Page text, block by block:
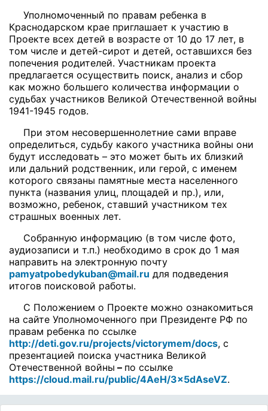
Уполномоченный по правам ребенка в
Краснодарском крае приглашает к участию в
Проекте всех детей в возрасте от 10 до 17 лет, в
том числе и детей-сирот и детей, оставшихся без
попечения родителей. Участникам проекта
предлагается осуществить поиск, анализ и сбор
как можно большего количества информации о
судьбах участников Великой Отечественной войны
1941-1945 годов.
При этом несовершеннолетние сами вправе
определиться, судьбу какого участника войны они
будут исследовать – это может быть их близкий
или дальний родственник, или герой, с именем
которого связаны памятные места населенного
пункта (названия улиц, площадей и пр.), или,
возможно, ребенок, ставший участником тех
страшных военных лет.
Собранную информацию (в том числе фото,
аудиозаписи и т.п.) необходимо в срок до 1 мая
направить на электронную почту
pamyatpobedykuban@mail.ru для подведения
итогов поисковой работы.
С Положением о Проекте можно ознакомиться
на сайте Уполномоченного при Президенте РФ по
правам ребенка по ссылке
http://deti.gov.ru/projects/victorymem/docs, с
презентацией поиска участника Великой
Отечественной войны – по ссылке
https://cloud.mail.ru/public/4AeH/3x5dAseVZ.